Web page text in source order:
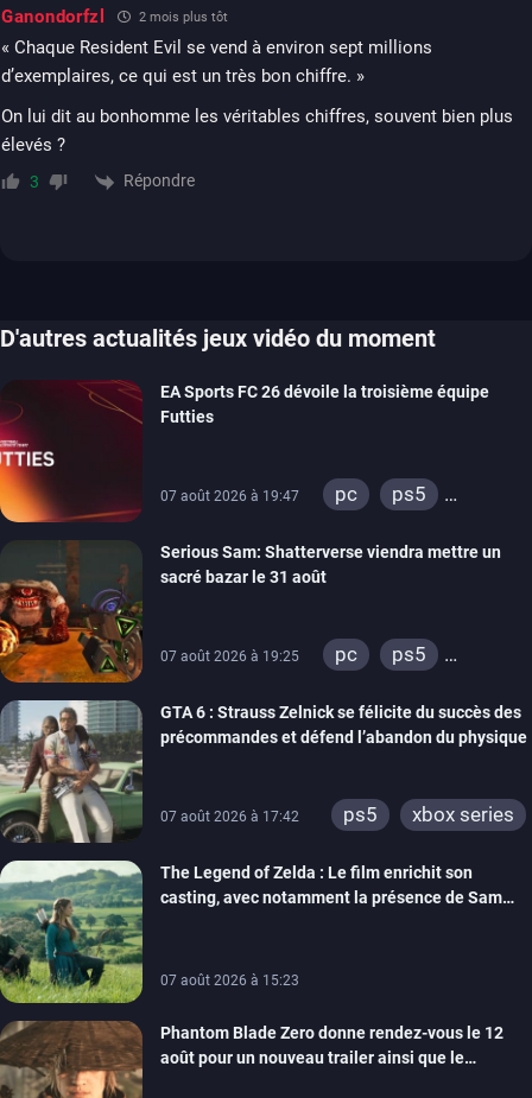
Ganondorfzl 2 mois plus tôt
« Chaque Resident Evil se vend à environ sept millions
d’exemplaires, ce qui est un très bon chiffre. »
On lui dit au bonhomme les véritables chiffres, souvent bien plus
élevés ?
3 Répondre
D'autres actualités jeux vidéo du moment
EA Sports FC 26 dévoile la troisième équipe
Futties
07 août 2026 à 19:47 pc
ps5
switch
ps4
Serious Sam: Shatterverse viendra mettre un
sacré bazar le 31 août
07 août 2026 à 19:25 pc
ps5
GTA 6 : Strauss Zelnick se félicite du succès des
précommandes et défend l’abandon du physique
07 août 2026 à 17:42 ps5 xbox series
The Legend of Zelda : Le film enrichit son
casting, avec notamment la présence de Sam
07 août 2026 à 15:23
Phantom Blade Zero donne rendez-vous le 12
août pour un nouveau trailer ainsi que le